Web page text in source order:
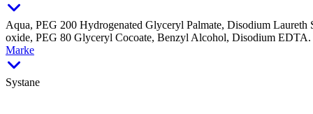
Aqua, PEG 200 Hydrogenated Glyceryl Palmate, Disodium Laureth
oxide, PEG 80 Glyceryl Cocoate, Benzyl Alcohol, Disodium EDTA.
Marke
Systane